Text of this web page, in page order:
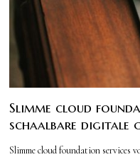
Slimme cloud
schaalbare digitale
Slimme cloud foundation services